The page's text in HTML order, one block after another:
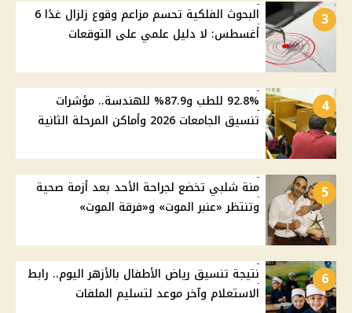
3
البحوث الفلكية تحسم مزاعم وقوع زلزال غدًا 6
أغسطس: لا دليل علمي على التوقعات
4
92.8% للطب و87.9% للهندسة.. مؤشرات
تنسيق الجامعات 2026 وأماكن المرحلة الثانية
5
منة شلبي تخضع لجراحة الأحد بعد أزمة صحية
وتنتظر «عنبر الموت» و«فرقة الموت»
6
نتيجة تنسيق رياض الأطفال بالأزهر اليوم.. رابط
الاستعلام وآخر موعد لتسليم الملفات